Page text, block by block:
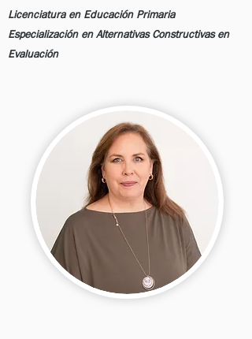
Licenciatura en Educación Primaria
Especialización en Alternativas Constructivas en
Evaluación